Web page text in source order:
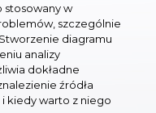
stosowany w
szczególnie
diagramu
analizy
dokładne
źródła
kiedy warto z niego